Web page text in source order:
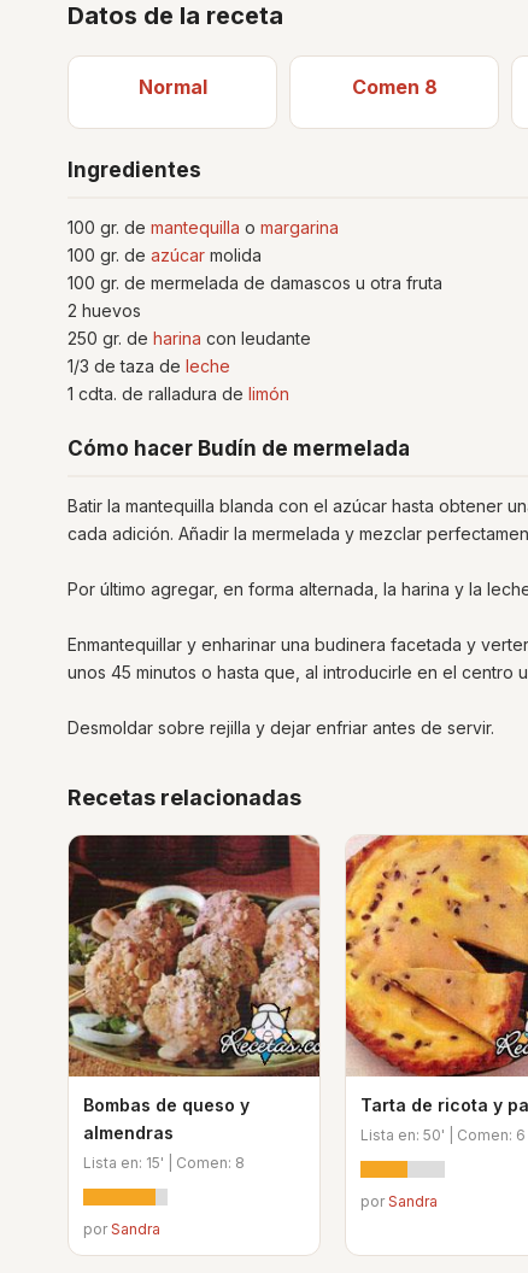
Datos de la receta
Normal Comen 8
Ingredientes
100 gr. de mantequilla o margarina
100 gr. de azúcar molida
100 gr. de mermelada de damascos u otra fruta
2 huevos
250 gr. de harina con leudante
1/3 de taza de leche
1 cdta. de ralladura de limón
Cómo hacer Budín de mermelada
Batir la mantequilla blanda con el azúcar hasta obtener
cada adición. Añadir la mermelada y mezclar
Por último agregar, en forma alternada, la harina y la
Enmantequillar y enharinar una budinera facetada y
unos 45 minutos o hasta que, al introducirle en el centro
Desmoldar sobre rejilla y dejar enfriar antes de servir.
Recetas relacionadas
Bombas de queso y
almendras
Lista en: 15' | Comen: 8
porSandra
Tarta de ricota y
Lista en: 50' | Comen: 6
porSandra